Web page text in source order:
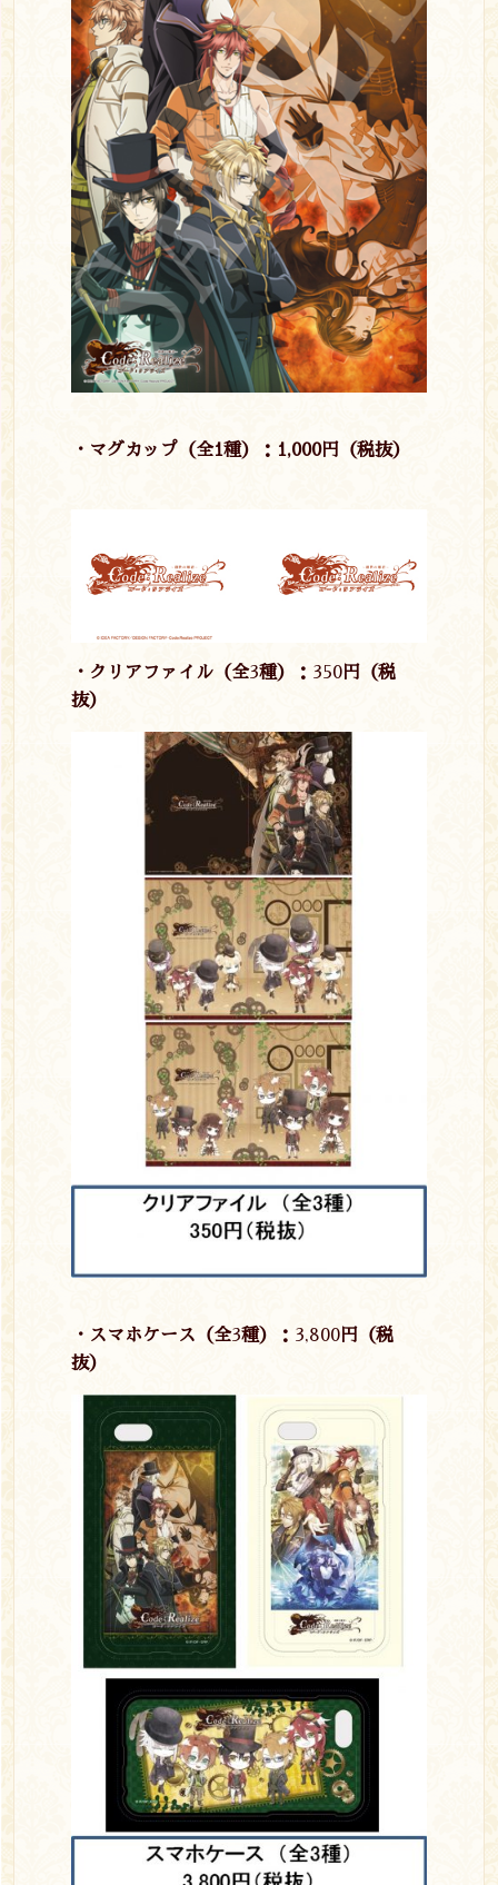
・マグカップ（全1種）：1,000円（税抜）
・クリアファイル（全3種）： 350円（税
抜）
・スマホケース（全3種）： 3,800円（税
抜）